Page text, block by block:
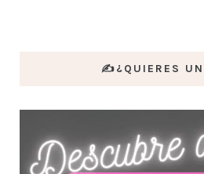
✍️¿QUIERES UN